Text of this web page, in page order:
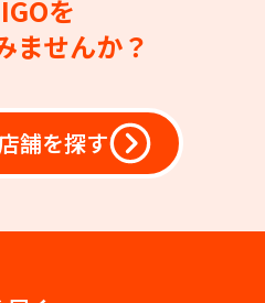
を
ませんか？
舗を探す